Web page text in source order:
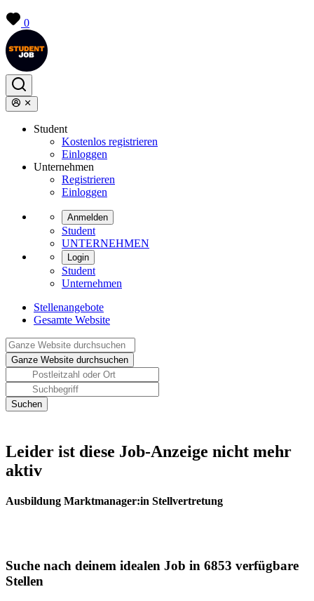
0
Student
Kostenlos registrieren
Einloggen
Unternehmen
Registrieren
Einloggen
Anmelden
Student
UNTERNEHMEN
Login
Student
Unternehmen
Stellenangebote
Gesamte Website
Leider ist diese Job-Anzeige nicht mehr
aktiv
Ausbildung Marktmanager:in Stellvertretung
Suche nach deinem idealen Job in 6853 verfügbare
Stellen